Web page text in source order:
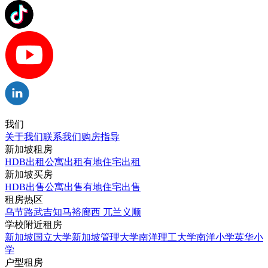
我们
关于我们联系我们购房指导
新加坡租房
HDB出租公寓出租有地住宅出租
新加坡买房
HDB出售公寓出售有地住宅出售
租房热区
乌节路武吉知马裕廊西 兀兰 义顺
学校附近租房
新加坡国立大学新加坡管理大学南洋理工大学南洋小学英华小
学
户型租房